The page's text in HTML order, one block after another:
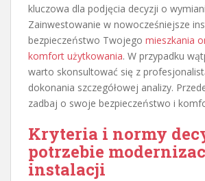
kluczowa dla podjęcia decyzji o
Zainwestowanie w nowocześniejsze
bezpieczeństwo Twojego mieszkania
komfort użytkowania. W przypadku
warto skonsultować się z
dokonania szczegółowej analizy.
zadbaj o swoje bezpieczeństwo i
Kryteria i normy
potrzebie
instalacji